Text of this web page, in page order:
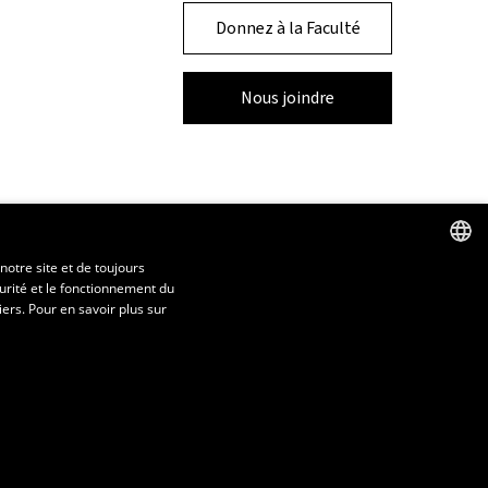
Donnez à la Faculté
Nous joindre
site et de toujours
et le fonctionnement du
Pour en savoir plus sur